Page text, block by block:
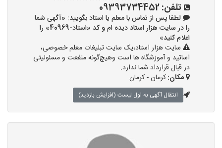
تلفن:09393734452
لطفا پس از تماس با معلم یا استاد بگویید: «آگهی شما
را در سایت هزار استاد دیده ام و کد «استاد-40969» را
اعلام کنید»
سایت هزار استاد،یک سایت تبلیغات معلم خصوصی،
اساتید و آموزشگاه ها است وهیچ‌گونه منفعت و مسئولیتی
در قبال قرارداد شما ندارد.
مکان:کرمان - کرمان
انتقال آگهی به اول لیست (افزایش بازدید)